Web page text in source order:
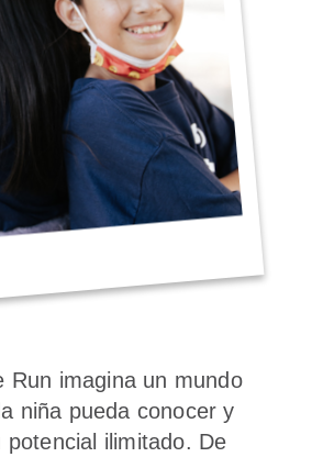
Run imagina un mundo
niña pueda conocer y
potencial ilimitado. De